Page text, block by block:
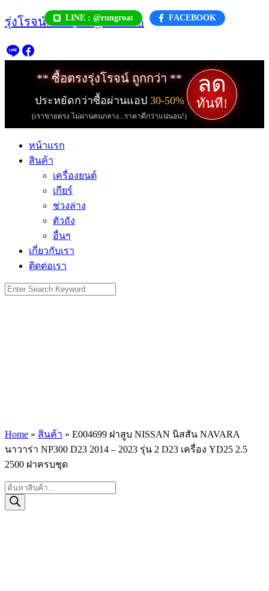
Skip
to
LINE : @rungroat FACEBOOK
รุ่งโรจน์.com | rungroat.com
** ซื้อตรงรุ่งโรจน์ ถูกกว่า **
ประหยัดกว่าซื้อผ่านแอป 30-50%
(เราขายตรง ไม่ผ่านคนกลาง...ราคาดีกว่าแน่นอน!)
ลด
ทันที!
หน้าแรก
สินค้า
เครื่องยนต์
เกียร์
ช่วงล่าง
ตัวถัง
อื่นๆ
เกี่ยวกับเรา
ติดต่อเรา
Search
for:
Home » สินค้า » E004699 ฝาสูบ NISSAN นิสสัน NAVARA
นาวาร่า NP300 D23 2014 – 2023 รุ่น 2 D23 เครื่อง YD25 2.5
2500 ฝาครบชุด
Products
search